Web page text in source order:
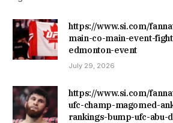
https://www.si.com/
main-co-main-event-
edmonton-event
July 29, 2026
https://www.si.com/
ufc-champ-magomed-
rankings-bump-ufc-abu-